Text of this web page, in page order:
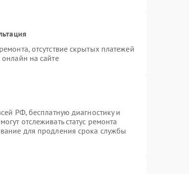
отсутствие скрытых платежей
на сайте
РФ, бесплатную диагностику и
отслеживать статус ремонта
для продления срока службы